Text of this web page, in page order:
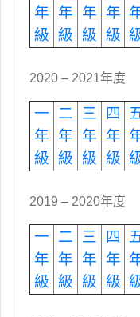
年
級
年
級
年
級
年
級
2020 – 2021年度
一
年
級
二
年
級
三
年
級
四
年
級
2019 – 2020年度
一
年
級
二
年
級
三
年
級
四
年
級